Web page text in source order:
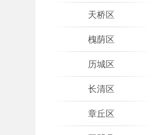
天桥区
槐荫区
历城区
长清区
章丘区